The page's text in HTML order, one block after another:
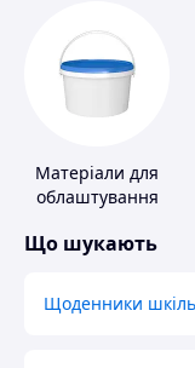
Матеріали для
облаштування
підлог
Що шукають
Щоденники